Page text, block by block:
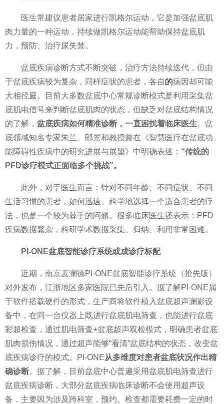
医生常建议患者居家进行凯格尔运动，它是加强盆底肌
肉力量的一种运动，持续做凯格尔运动能帮助保持盆底肌
力，预防、 治疗尿失禁。
盆底疾病诊断方式不断突破， 治疗方法持续迭代，但由
于盆底疾病较为复杂，同样症状的患者，各自的病因却可能
大相径庭。目前大多数盆底中心常规诊断模式是利用采集盆
底肌电信号来判断盆底肌肉的状态，但缺乏对盆底结构情况
的了解， 盆底疾病如何精准诊断，一直困扰着临床医生。盆
底领域知名专家朱兰、郎景和教授曾在《智慧医疗在盆底功
能障碍性疾病中的研究进展与展望》中明确表述： “传统的
PFD诊疗模式正面临多个挑战”。
此外，对于医生而言：针对不同年龄、不同症状、不同
生活习惯的患者，如何迅速、科学地选择一个适合患者的疗
法，也是一个较为棘手的问题。很多临床医生还表示：PFD
疾病数据繁杂，科研学术数据采集、归纳、利用非常困难。
PI-ONE盆底智能诊疗系统或成诊疗标配
近期，南京麦澜德PI-ONE盆底智能诊疗系统（抢先版）
对外发布，江浙地区多家医院已先后引入。据了解PI-ONE属
于软件搭载硬件的形式，生产商将软件植入盆底超声澜影设
备中，在同一台仪器上既进行盆底肌电筛查，也能进行盆底
彩超检查，通过肌电筛查+盆底超声双检模式，明确患者盆底
肌肉损伤情况，通过超声能够“看清”盆底结构的状态，改变盆
底疾病诊疗的模式。PI-ONE从多维度对患者盆底状况作出精
确诊断。据了解，目前盆底中心普遍采用盆底肌电筛查进行
盆底疾病诊断，大部分盆底疾病临床诊断不会使用超声设
备，主要因为涉及跨科室，预约、检查都需要耗费一定的时